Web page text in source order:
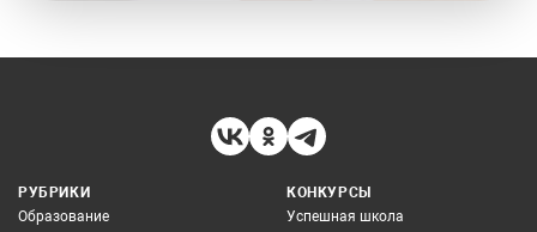
РУБРИКИ
Образование
КОНКУРСЫ
Успешная школа